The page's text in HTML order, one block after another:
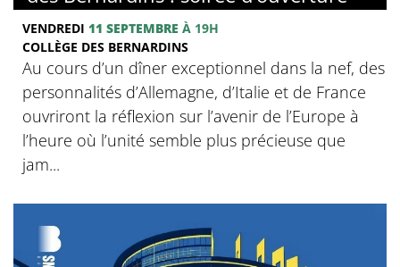
VENDREDI 11 SEPTEMBRE À 19H
COLLÈGE DES BERNARDINS
Au cours d’un dîner exceptionnel dans la nef, des
personnalités d’Allemagne, d’Italie et de France
ouvriront la réflexion sur l’avenir de l’Europe à
l’heure où l’unité semble plus précieuse que
jam...